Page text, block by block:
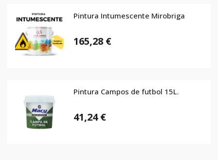
Pintura Intumescente Mirobriga
165,28 €
Pintura Campos de futbol 15L.
41,24 €